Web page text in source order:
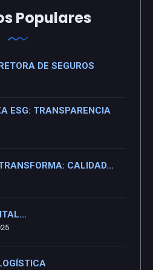
Populares
DE SEGUROS
ESG: TRANSPARENCIA
CALIDAD…